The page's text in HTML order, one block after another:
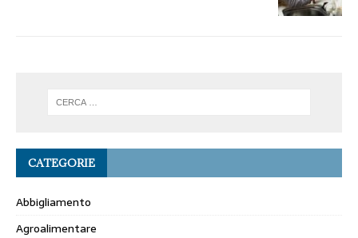
CATEGORIE
Abbigliamento
Agroalimentare